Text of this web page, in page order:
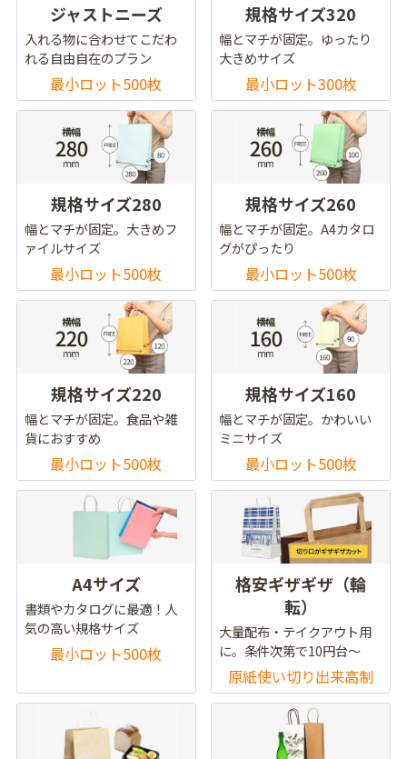
ジャストニーズ
入れる物に合わせてこだわ
れる自由自在のプラン
最小ロット500枚
規格サイズ320
幅とマチが固定。ゆったり
大きめサイズ
最小ロット300枚
規格サイズ280
幅とマチが固定。大きめフ
ァイルサイズ
最小ロット500枚
規格サイズ260
幅とマチが固定。A4カタロ
グがぴったり
最小ロット500枚
規格サイズ220
幅とマチが固定。食品や雑
貨におすすめ
最小ロット500枚
規格サイズ160
幅とマチが固定。かわいい
ミニサイズ
最小ロット500枚
A4サイズ
書類やカタログに最適！人
気の高い規格サイズ
最小ロット500枚
格安ギザギザ（輪
転）
大量配布・テイクアウト用
に。条件次第で10円台～
原紙使い切り出来高制